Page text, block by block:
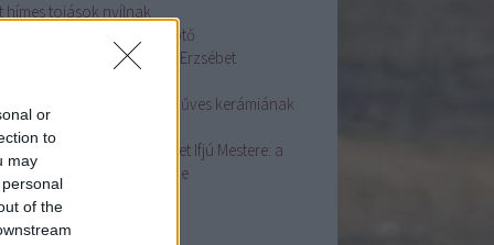
or
to
may
of the
hímes tojások nyílnak
asszonyi fej ékessége a főkötő
Szakmai Nap Dr. Györgyi Erzsébet
Mária fazekas: A kézműves kerámiának
van
Zsuzsanna Népművészet Ifjú Mestere: a
az életünk fontos része
...